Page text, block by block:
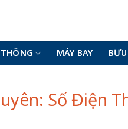
MÁY BAY
Số Điện